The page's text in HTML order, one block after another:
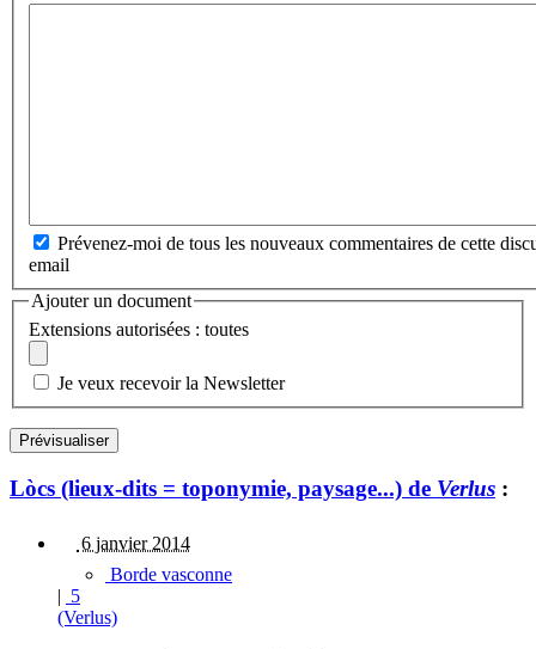
Prévenez-moi de tous les nouveaux commentaires de cette
email
Ajouter un document
Extensions autorisées : toutes
Je veux recevoir la Newsletter
Lòcs (lieux-dits = toponymie, paysage...) de Verlus :
6 janvier 2014
Borde vasconne
| 5
(Verlus)